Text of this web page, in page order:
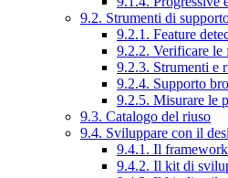
9.2. Strumenti di
9.2.1. Feature
9.2.2. Verificare le
9.2.3. Strumenti e
9.2.4. Supporto
9.2.5. Misurare le
9.3. Catalogo del riuso
9.4. Sviluppare con il
9.4.1. Il
9.4.2. Il kit di